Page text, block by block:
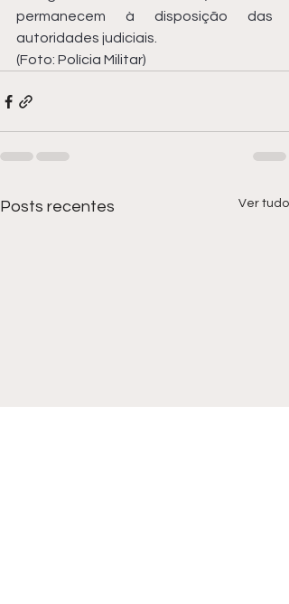
permanecem à disposição das
autoridades judiciais.
(Foto: Polícia Militar)
Posts recentes Ver tudo